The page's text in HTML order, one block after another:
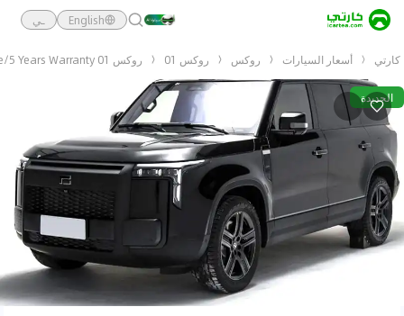
English ـي
كارتي أسعار السيارات روكس روكس 01 روكس 01 Brand New With All Color Available/5 Years Warranty
الجديدة